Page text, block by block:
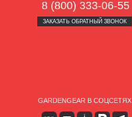
8 (800) 333-06-55
ЗАКАЗАТЬ ОБРАТНЫЙ ЗВОНОК
GARDENGEAR В СОЦСЕТЯХ